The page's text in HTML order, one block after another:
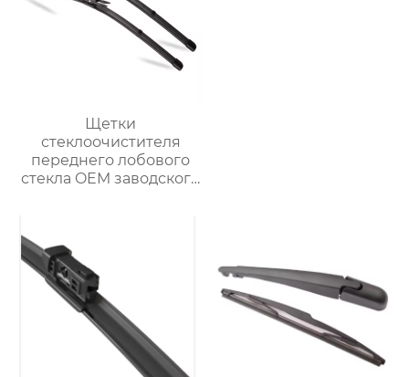
Щетки
стеклоочистителя
переднего лобового
стекла OEM заводского
стеклоочиститель
лобового стекла